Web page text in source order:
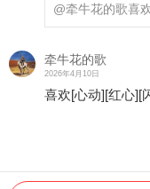
@牵牛花的歌喜
牵牛花的歌
2026年4月10日
喜欢[心动][红心][